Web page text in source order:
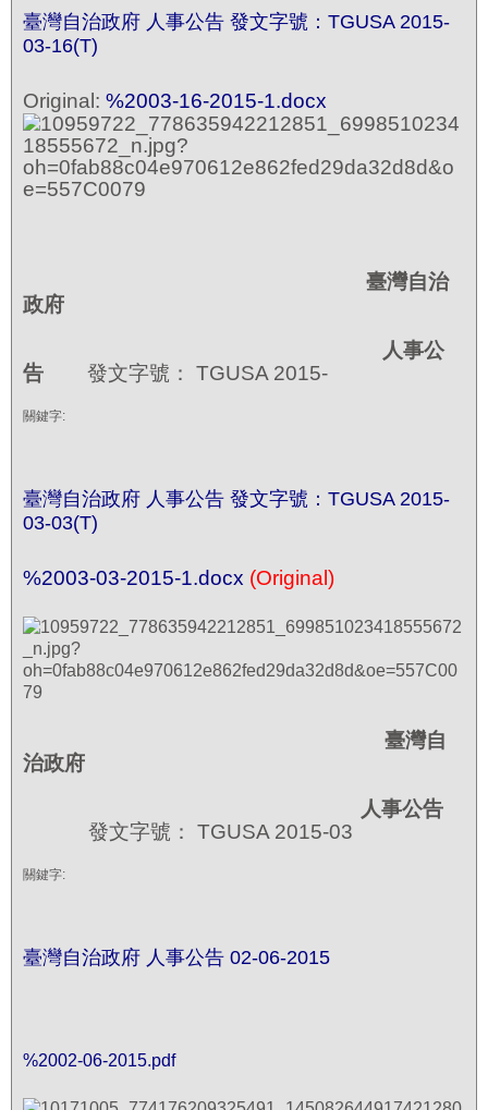
臺灣自治政府 人事公告 發文字號：TGUSA 2015-
03-16(T)
Original: %2003-16-2015-1.docx
臺灣自治
政府
人事公
告 發文字號： TGUSA 2015-
關鍵字:
臺灣自治政府 人事公告 發文字號：TGUSA 2015-
03-03(T)
%2003-03-2015-1.docx (Original)
臺灣自
治政府
人事公告
發文字號： TGUSA 2015-03
關鍵字:
臺灣自治政府 人事公告 02-06-2015
%2002-06-2015.pdf